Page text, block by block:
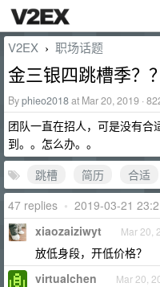
V2EX › 职场话题
金三银四跳槽季？
Byphieo2018at Mar 20, 2019 ·
团队一直在招人，可是没有
到。。怎么办。。
跳槽
简历 合适
47 replies • 2019-03-21
xiaozaiziwyt Mar 20,
放低身段，开低价格？
virtualchen Mar 20,